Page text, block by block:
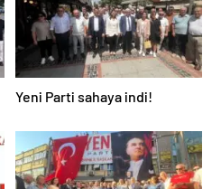
Yeni Parti sahaya indi!